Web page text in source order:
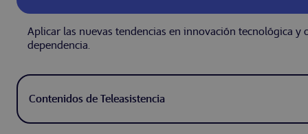
Aplicar las nuevas tendencias en innovación tecnológica
dependencia.
Contenidos de Teleasistencia